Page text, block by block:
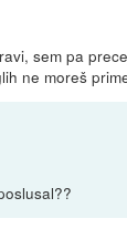
sem pa
ne moreš